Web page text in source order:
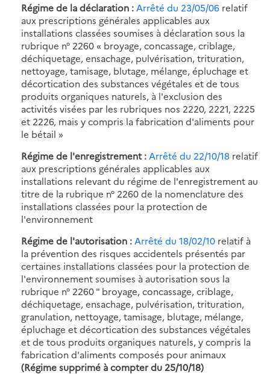
Régime de la déclaration : Arrêté du 23/05/06 relatif
aux prescriptions générales applicables aux
installations classées soumises à déclaration sous la
rubrique n° 2260 « broyage, concassage, criblage,
déchiquetage, ensachage, pulvérisation, trituration,
nettoyage, tamisage, blutage, mélange, épluchage et
décortication des substances végétales et de tous
produits organiques naturels, à l'exclusion des
activités visées par les rubriques nos 2220, 2221, 2225
et 2226, mais y compris la fabrication d'aliments pour
le bétail »
Régime de l'enregistrement : Arrêté du 22/10/18 relatif
aux prescriptions générales applicables aux
installations relevant du régime de l'enregistrement au
titre de la rubrique n° 2260 de la nomenclature des
installations classées pour la protection de
l'environnement
Régime de l'autorisation : Arrêté du 18/02/10 relatif à
la prévention des risques accidentels présentés par
certaines installations classées pour la protection de
l'environnement soumises à autorisation sous la
rubrique n° 2260 " broyage, concassage, criblage,
déchiquetage, ensachage, pulvérisation, trituration,
granulation, nettoyage, tamisage, blutage, mélange,
épluchage et décortication des substances végétales
et de tous produits organiques naturels, y compris la
fabrication d'aliments composés pour animaux
(Régime supprimé à compter du 25/10/18)